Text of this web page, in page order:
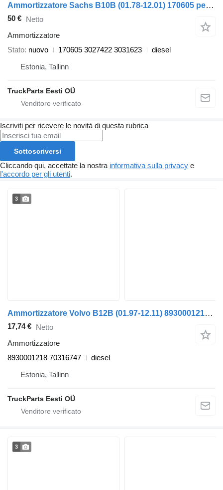
Ammortizzatore Sachs B10B (01.78-12.01) 170605 per autobus Volvo B6, B7, B9, B10, B12 bus (1978-2011)
50 € Netto
Ammortizzatore
Stato nuovo 170605 3027422 3031623
diesel
Estonia, Tallinn
TruckParts Eesti OÜ
Iscriviti per ricevere le novità di questa rubrica
Sottoscriversi
Cliccando qui, accettate la nostra informativa sulla privacy e
l'accordo per gli utenti.
3
Ammortizzatore Volvo B12B (01.97-12.11) 8930001218 per autobus Volvo B6, B7, B9, B10, B12 bus (1978-2011)
17,74 € Netto
Ammortizzatore
8930001218 70316747
diesel
Estonia, Tallinn
TruckParts Eesti OÜ
3